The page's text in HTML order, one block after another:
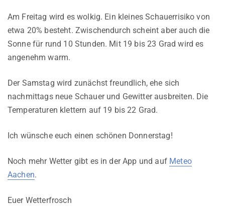
Am Freitag wird es wolkig. Ein kleines Schauerrisiko von
etwa 20% besteht. Zwischendurch scheint aber auch die
Sonne für rund 10 Stunden. Mit 19 bis 23 Grad wird es
angenehm warm.
Der Samstag wird zunächst freundlich, ehe sich
nachmittags neue Schauer und Gewitter ausbreiten. Die
Temperaturen klettern auf 19 bis 22 Grad.
Ich wünsche euch einen schönen Donnerstag!
Noch mehr Wetter gibt es in der App und auf Meteo
Aachen.
Euer Wetterfrosch